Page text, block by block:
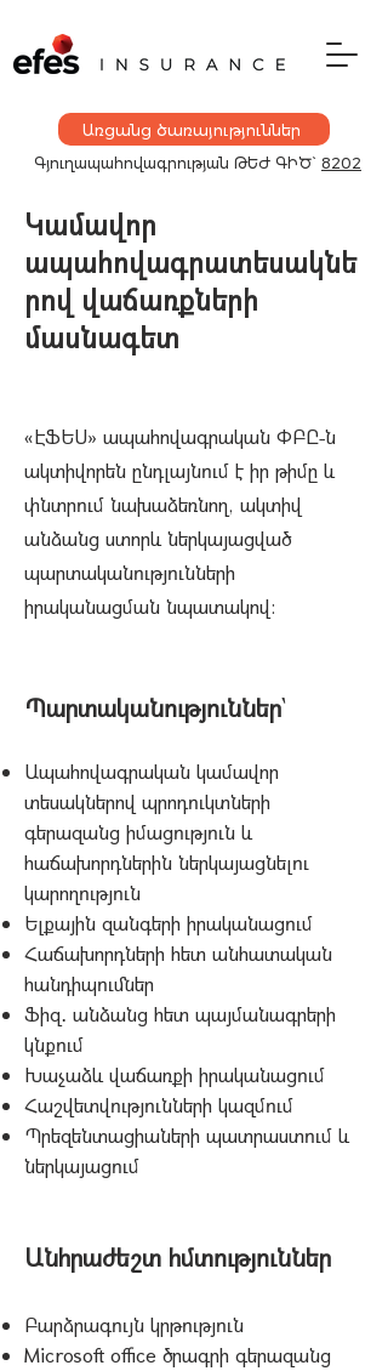
Առցանց ծառայություններ
Գյուղապահովագրության ԹԵԺ ԳԻԾ` 8202
Կամավոր
ապահովագրատեսակնե
րով վաճառքների
մասնագետ
«ԷՖԵՍ» ապահովագրական ՓԲԸ-ն
ակտիվորեն ընդլայնում է իր թիմը և
փնտրում նախաձեռնող, ակտիվ
անձանց ստորև ներկայացված
պարտականությունների
իրականացման նպատակով։
Պարտականություններ`
Ապահովագրական կամավոր
տեսակներով պրոդուկտների
գերազանց իմացություն և
հաճախորդներին ներկայացնելու
կարողություն
Ելքային զանգերի իրականացում
Հաճախորդների հետ անհատական
հանդիպումներ
Ֆիզ․ անձանց հետ պայմանագրերի
կնքում
Խաչաձև վաճառքի իրականացում
Հաշվետվությունների կազմում
Պրեզենտացիաների պատրաստում և
ներկայացում
Անհրաժեշտ հմտություններ
Բարձրագույն կրթություն
Microsoft office ծրագրի գերազանց